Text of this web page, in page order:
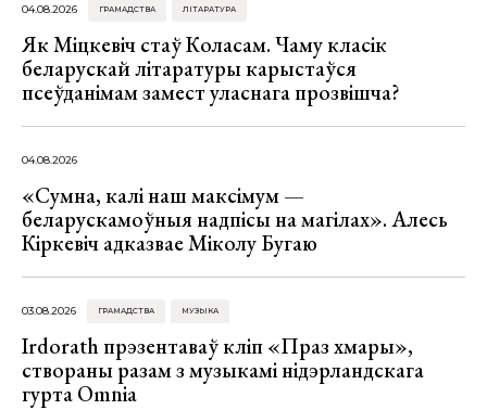
04.08.2026 ГРАМАДСТВА ЛІТАРАТУРА
Як Міцкевіч стаў Коласам. Чаму класік
беларускай літаратуры карыстаўся
псеўданімам замест уласнага прозвішча?
04.08.2026
«Сумна, калі наш максімум —
беларускамоўныя надпісы на магілах». Алесь
Кіркевіч адказвае Міколу Бугаю
03.08.2026 ГРАМАДСТВА МУЗЫКА
Irdorath прэзентаваў кліп «Праз хмары»,
створаны разам з музыкамі нідэрландскага
гурта Omnia